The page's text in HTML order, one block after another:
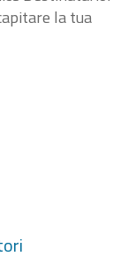
la tua